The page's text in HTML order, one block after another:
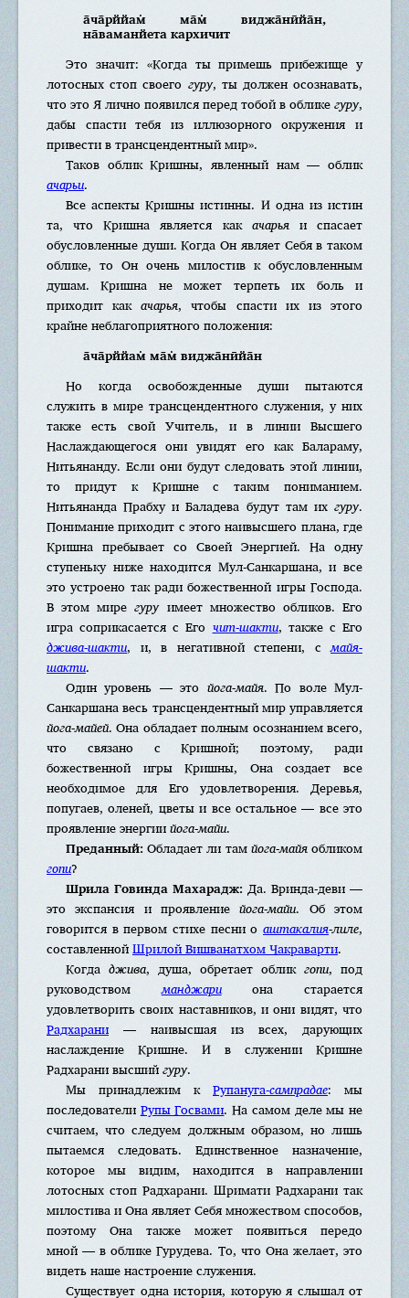
а̄ча̄рййам̇ ма̄м̇ виджа̄нӣйа̄н,
на̄ваманйета кархичит
Это значит: «Когда ты примешь прибежище у
лотосных стоп своего гуру, ты должен осознавать,
что это Я лично появился перед тобой в обликегуру,
дабы спасти тебя из иллюзорного окружения и
привести в трансцендентный мир».
Таков облик Кришны, явленный нам — облик
ачарьи.
Все аспекты Кришны истинны. И одна из истин
та, что Кришна является как ачарьяи спасает
обусловленные души. Когда Он являет Себя в таком
облике, то Он очень милостив к обусловленным
душам. Кришна не может терпеть их боль и
приходит какачарья, чтобы спасти их из этого
крайне неблагоприятного положения:
а̄ча̄рййам̇ ма̄м̇ виджа̄нӣйа̄н
Но когда освобожденные души пытаются
служить в мире трансцендентного служения, у них
также есть свой Учитель, и в линии Высшего
Наслаждающегося они увидят его как Балараму,
Нитьянанду. Если они будут следовать этой линии,
то придут к Кришне с таким пониманием.
Нитьянанда Прабху и Баладева будут там их гуру.
Понимание приходит с этого наивысшего плана, где
Кришна пребывает со Своей Энергией. На одну
ступеньку ниже находится Мул-Санкаршана, и все
это устроено так ради божественной игры Господа.
В этом мирегуруимеет множество обликов. Его
игра соприкасается с Его чит-шакти, также с Его
джива-шакти, и, в негативной степени, смайя-
шакти.
Один уровень — это йога-майя. По воле Мул-
Санкаршана весь трансцендентный мир управляется
йога-майей. Она обладает полным осознанием всего,
что связано с Кришной; поэтому, ради
божественной игры Кришны, Она создает все
необходимое для Его удовлетворения. Деревья,
попугаев, оленей, цветы и все остальное — все это
проявление энергиийога-майи.
Преданный:Обладает ли тамйога-майяобликом
гопи?
Шрила Говинда Махарадж: Да. Вринда-деви —
это экспансия и проявлениейога-майи. Об этом
говорится в первом стихе песни о аштакалия-лиле,
составленнойШрилой Вишванатхом Чакраварти.
Когда джива, душа, обретает облик гопи, под
руководствомманджариона старается
удовлетворить своих наставников, и они видят, что
Радхарани — наивысшая из всех, дарующих
наслаждение Кришне. И в служении Кришне
Радхарани высшийгуру.
Мы принадлежим к Рупануга-сампрадае: мы
последователи Рупы Госвами. На самом деле мы не
считаем, что следуем должным образом, но лишь
пытаемся следовать. Единственное назначение,
которое мы видим, находится в направлении
лотосных стоп Радхарани. Шримати Радхарани так
милостива и Она являет Себя множеством способов,
поэтому Она также может появиться передо
мной — в облике Гурудева. То, что Она желает, это
видеть наше настроение служения.
Существует одна история, которую я слышал от